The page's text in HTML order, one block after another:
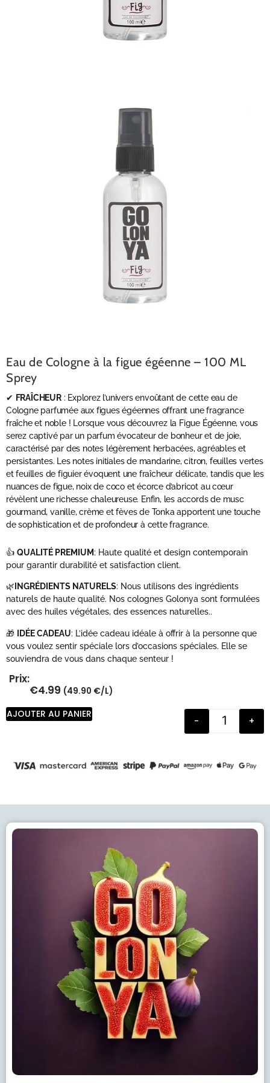
Eau de Cologne à la figue égéenne – 100 ML
Sprey
✔ FRAÎCHEUR: Explorez l’univers envoûtant de cette eau de
Cologne parfumée aux figues égéennes offrant une fragrance
fraîche et noble ! Lorsque vous découvrez la Figue Égéenne, vous
serez captivé par un parfum évocateur de bonheur et de joie,
caractérisé par des notes légèrement herbacées, agréables et
persistantes. Les notes initiales de mandarine, citron, feuilles vertes
et feuilles de figuier évoquent une fraîcheur délicate, tandis que les
nuances de figue, noix de coco et écorce d’abricot au cœur
révèlent une richesse chaleureuse. Enfin, les accords de musc
gourmand, vanille, crème et fèves de Tonka apportent une touche
de sophistication et de profondeur à cette fragrance.
👍 QUALITÉ PREMIUM: Haute qualité et design contemporain
pour garantir durabilité et satisfaction client.
🌿 INGRÉDIENTS NATURELS: Nous utilisons des ingrédients
naturels de haute qualité. Nos colognes Golonya sont formulées
avec des huiles végétales, des essences naturelles..
🎁 IDÉE CADEAU: L’idée cadeau idéale à offrir à la personne que
vous voulez sentir spéciale lors d’occasions spéciales. Elle se
souviendra de vous dans chaque senteur !
Prix:
€4.99 (49.90 €/L)
- +
AJOUTER AU PANIER